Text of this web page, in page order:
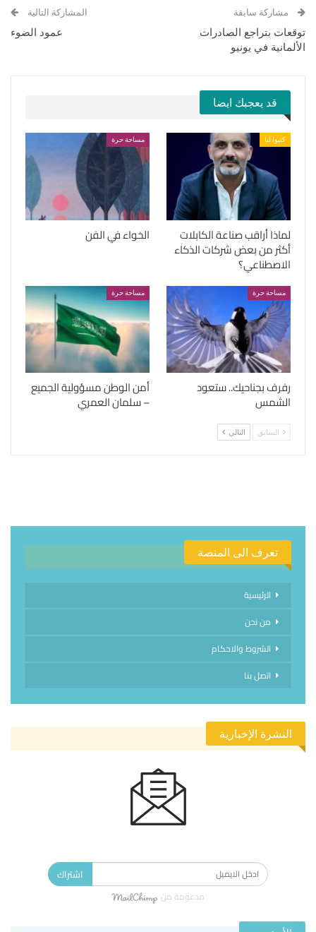
مشاركة سابقة
توقعات بتراجع الصادرات
الألمانية في يونيو
المشاركة التالية
عمود الضوء
قد يعجبك ايضا
كتبوا لنا
لماذا أراقب صناعة الكابلات
أكثر من بعض شركات الذكاء
الاصطناعي؟
مساحة حرة
الخواء في الفن
مساحة حرة
رفرف بجناحيك.. ستعود
الشمس
مساحة حرة
أمن الوطن مسؤولية الجميع
– سلمان العمري
السابق التالي
تعرف الى المنصة
الرئيسية
من نحن
الشروط والاحكام
اتصل بنا
النشرة الإخبارية
اشتراك
مدعومة من